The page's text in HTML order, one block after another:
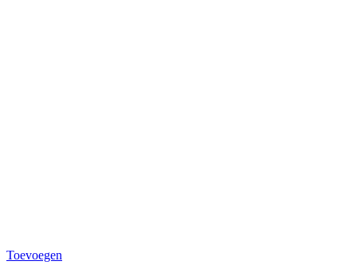
Toevoegen